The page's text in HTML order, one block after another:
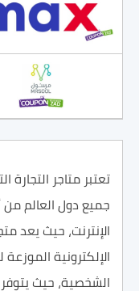
تعتبر متاجر
جميع دول العالم من
الإلكترونية
الشخصية، حيث